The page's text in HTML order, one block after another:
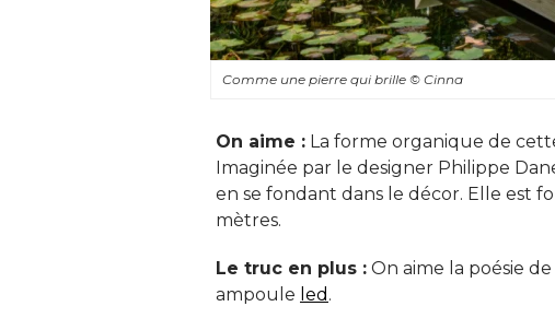
Comme une pierre qui brille© Cinna
On aime : La forme organique de
Imaginée par le designer Philippe
en se fondant dans le décor. Elle est
mètres.
Le truc en plus : On aime la poésie
ampoule led .